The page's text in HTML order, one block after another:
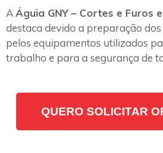
AÁguia GNY – Cortes e Furos
destaca devido a preparação
pelos equipamentos utilizados
trabalho e para a segurança de
QUERO SOLICITAR